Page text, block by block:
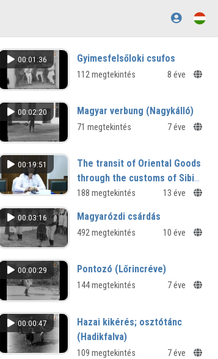
00:01:36 Gyimesfelsőloki csufos
112 megtekintés 8 éve
00:02:20 Magyar verbung (Nagykálló)
71 megtekintés 7 éve
00:19:51
The transit of Oriental Goods
through the customs of Sibiu
(Hermannstadt), Sixteenth
188 megtekintés 13 éve
00:03:16 Magyarózdi csárdás
492 megtekintés 10 éve
00:00:29 Pontozó (Lőrincréve)
144 megtekintés 7 éve
00:00:47
Hazai kikérés; osztótánc
(Hadikfalva)
109 megtekintés 7 éve